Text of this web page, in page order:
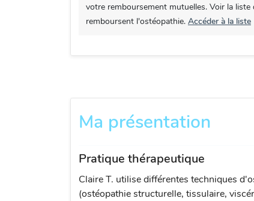
votre remboursement mutuelles. Voir la liste
remboursent l'ostéopathie. Accéder à la liste
Ma présentation
Pratique thérapeutique
Claire T. utilise différentes techniques
(ostéopathie structurelle, tissulaire,